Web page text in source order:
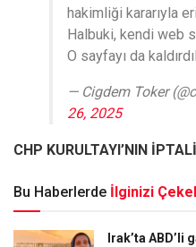
hakimliği kararıyla
Halbuki, kendi web
O sayfayı da
— Cigdem Toker
26, 2025
CHP KURULTAYI’NIN
Bu Haberlerde İlginizi
Irak’ta ABD’li